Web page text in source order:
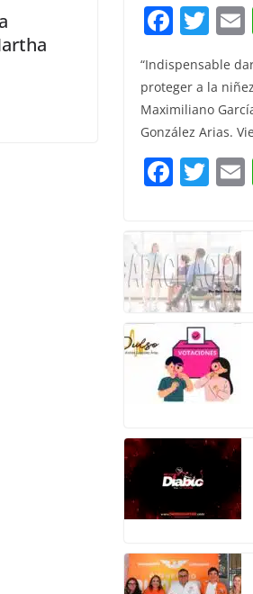
F
c
e
b
o
o
k
T
w
itt
er l
“Indispensable
proteger a la
Maximiliano
González Arias.
F
c
e
b
o
o
k
T
itt
er